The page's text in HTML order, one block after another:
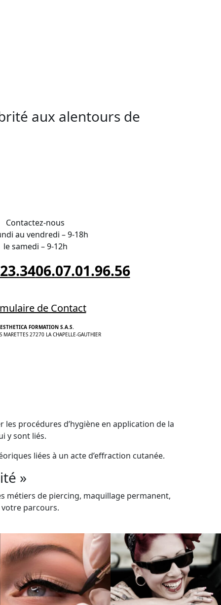
aux alentours de
Contactez-nous
au vendredi – 9-18h
le samedi – 9-12h
06.07.01.96.56
de Contact
FORMATION S.A.S.
MARETTES 27270 LA CHAPELLE-GAUTHIER
procédures d’hygiène en application de la
y sont liés.
liées à un acte d’effraction cutanée.
»
métiers de piercing, maquillage permanent,
parcours.